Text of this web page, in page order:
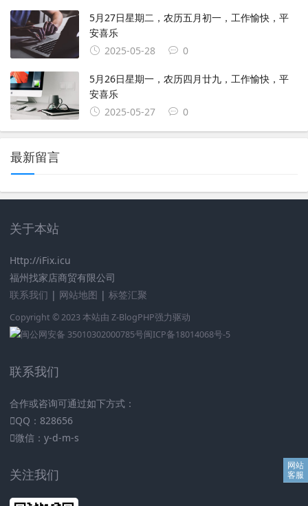
5月27日星期二，农历五月初一，工作愉快，平
安喜乐
2025-05-28
0
5月26日星期一，农历四月廿九，工作愉快，平
安喜乐
2025-05-27
0
最新留言
关于本站
Http://iFix.icu
福州找家店商贸有限公司
联系我们 | 网站地图 | 标签汇聚
Copyright © 2023 本站由 Z-BlogPHP强力驱动
闽公网安备 35010302000785号闽ICP备18014068号-5
联系我们
合作或咨询可通过如下方式：
QQ：828656
微信：y-d-m-s
关注我们